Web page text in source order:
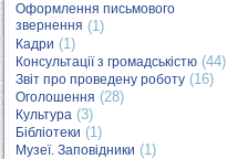
Оформлення письмового
звернення (1)
Кадри (1)
Консультації з громадськістю (44)
Звіт про проведену роботу (16)
Оголошення (28)
Культура (3)
Бібліотеки (1)
Музеї. Заповідники (1)